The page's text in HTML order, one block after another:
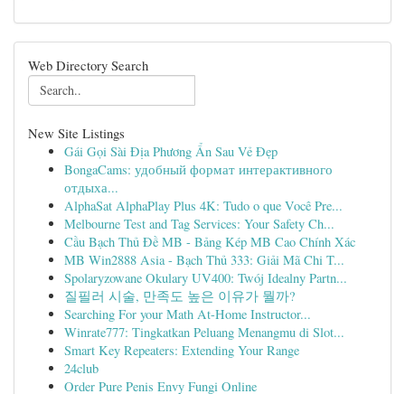
Web Directory Search
New Site Listings
Gái Gọi Sài Địa Phương Ẩn Sau Vẻ Đẹp
BongaCams: удобный формат интерактивного
отдыха...
AlphaSat AlphaPlay Plus 4K: Tudo o que Você Pre...
Melbourne Test and Tag Services: Your Safety Ch...
Cầu Bạch Thủ Đề MB - Bảng Kép MB Cao Chính Xác
MB Win2888 Asia - Bạch Thủ 333: Giải Mã Chi T...
Spolaryzowane Okulary UV400: Twój Idealny Partn...
질필러 시술, 만족도 높은 이유가 뭘까?
Searching For your Math At-Home Instructor...
Winrate777: Tingkatkan Peluang Menangmu di Slot...
Smart Key Repeaters: Extending Your Range
24club
Order Pure Penis Envy Fungi Online